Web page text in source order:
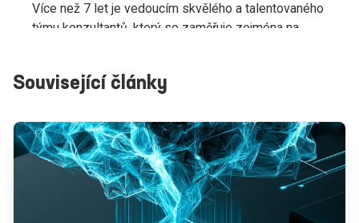
Více než 7 let je vedoucím skvělého a talentovaného
týmu konzultantů, který se zaměřuje zejména na
srdcovkou integrační ETL platforma FME od
2017 je jedním z mála držitelů certifikací FME
Certified Professional a FME Flow Certified
Professional, které prokazují odbornou způsobilost
a hluboké znalosti v oblasti platformy FME.
Během své profesní kariéry si také prošel pozici
Související články